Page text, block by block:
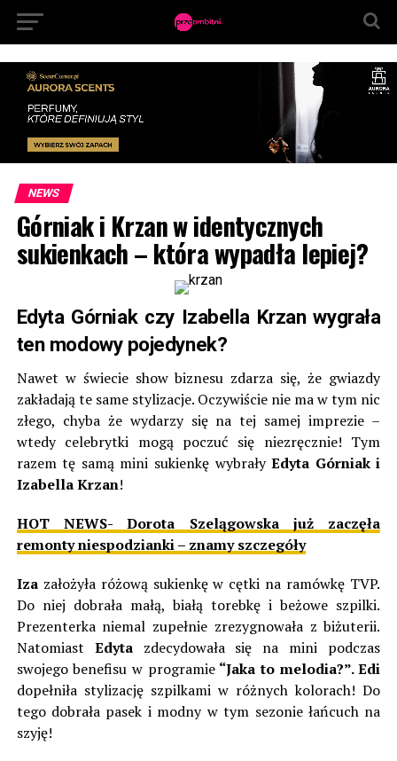
NEWS
Górniak i Krzan w identycznych
sukienkach – która wypadła lepiej?
Edyta Górniak czy Izabella Krzan wygrała
ten modowy pojedynek?
Nawet w świecie show biznesu zdarza się, że gwiazdy
zakładają te same stylizacje. Oczywiście nie ma w tym nic
złego, chyba że wydarzy się na tej samej imprezie –
wtedy celebrytki mogą poczuć się niezręcznie! Tym
razem tę samą mini sukienkę wybrałyEdyta Górniak i
Izabella Krzan!
HOT NEWS- Dorota Szelągowska już zaczęła
remonty niespodzianki – znamy szczegóły
Izazałożyła różową sukienkę w cętki na ramówkę TVP.
Do niej dobrała małą, białą torebkę i beżowe szpilki.
Prezenterka niemal zupełnie zrezygnowała z biżuterii.
Natomiast Edytazdecydowała się na mini podczas
swojego benefisu w programie“Jaka to melodia?”. Edi
dopełniła stylizację szpilkami w różnych kolorach! Do
tego dobrała pasek i modny w tym sezonie łańcuch na
szyję!